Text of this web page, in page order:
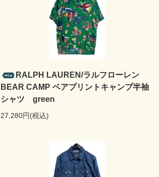
RALPH LAUREN/ラルフローレン
BEAR CAMP ベアプリントキャンプ半袖
シャツ green
27,280円(税込)